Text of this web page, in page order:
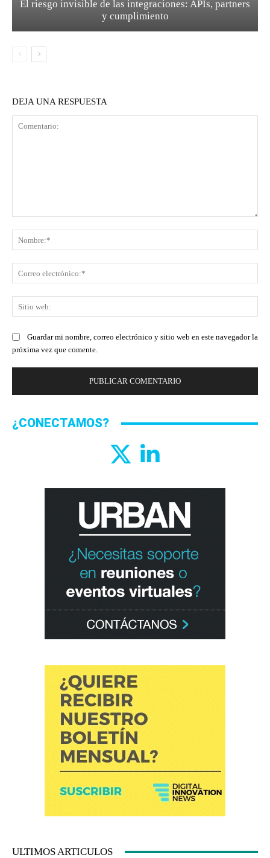
El riesgo invisible de las integraciones: APIs, partners
y cumplimiento
DEJA UNA RESPUESTA
Guardar mi nombre, correo electrónico y sitio web en este navegador la
próxima vez que comente.
¿CONECTAMOS?
ULTIMOS ARTICULOS